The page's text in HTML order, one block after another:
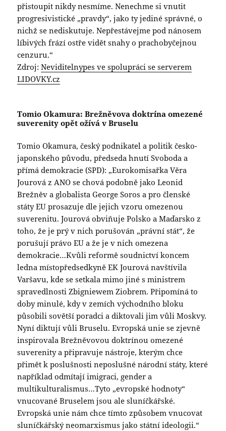
přistoupit nikdy nesmíme. Nenechme si vnutit
progresivistické „pravdy“, jako ty jediné správné, o
nichž se nediskutuje. Nepřestávejme pod nánosem
líbivých frází ostře vidět snahy o prachobyčejnou
cenzuru.“
Zdroj:Neviditelnypes ve spolupráci se serverem
LIDOVKY.cz
Tomio Okamura: Brežněvova doktrína omezené
suverenity opět ožívá v Bruselu
Tomio Okamura, český podnikatel a politik česko-
japonského původu, předseda hnutí Svoboda a
přímá demokracie (SPD): „Eurokomisařka Věra
Jourová z ANO se chová podobně jako Leonid
Brežněv a globalista George Soros a pro členské
státy EU prosazuje dle jejich vzoru omezenou
suverenitu. Jourová obviňuje Polsko a Maďarsko z
toho, že je prý v nich porušován „právní stát“, že
porušují právo EU a že je v nich omezena
demokracie…Kvůli reformě soudnictví koncem
ledna místopředsedkyně EK Jourová navštívila
Varšavu, kde se setkala mimo jiné s ministrem
spravedlnosti Zbigniewem Ziobrem. Připomíná to
doby minulé, kdy v zemích východního bloku
působili sovětší poradci a diktovali jim vůli Moskvy.
Nyní diktují vůli Bruselu. Evropská unie se zjevně
inspirovala Brežněvovou doktrínou omezené
suverenity a připravuje nástroje, kterým chce
přimět k poslušnosti neposlušné národní státy, které
například odmítají imigraci, gender a
multikulturalismus…Tyto „evropské hodnoty“
vnucované Bruselem jsou ale sluníčkářské.
Evropská unie nám chce tímto způsobem vnucovat
sluníčkářský neomarxismus jako státní ideologii.“